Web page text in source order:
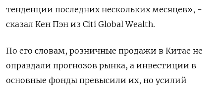
тенденции последних нескольких месяцев», -
сказал Кен Пэн из Citi Global Wealth.
По его словам, розничные продажи в Китае не
оправдали прогнозов рынка, а инвестиции в
основные фонды превысили их, но усилий